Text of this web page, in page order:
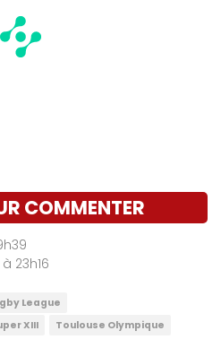
COMMENTER
23h16
League
XIII Toulouse Olympique